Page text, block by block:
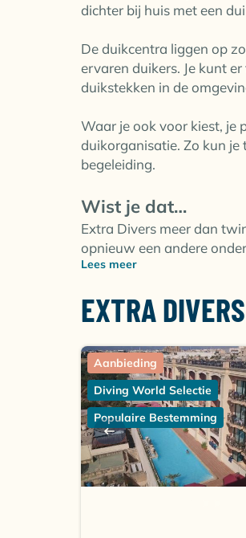
dichter bij huis met een
De duikcentra liggen op
ervaren duikers. Je kunt
duikstekken in de
Waar je ook voor kiest, je
duikorganisatie. Zo kun je
begeleiding.
Wist je dat…
Extra Divers meer dan
opnieuw een andere
Lees meer
EXTRA
Aanbieding
Diving World Selectie
Populaire Bestemming